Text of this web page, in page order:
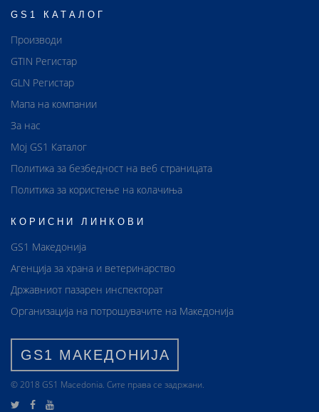
GS1 КАТАЛОГ
Производи
GTIN Регистар
GLN Регистар
Мапа на компании
За нас
Мој GS1 Каталог
Политика за безбедност на веб страницата
Политика за користење на колачиња
КОРИСНИ ЛИНКОВИ
GS1 Македонија
Агенција за храна и ветеринарство
Државниот пазарен инспекторат
Организација на потрошувачите на Македонија
GS1 МАКЕДОНИЈА
© 2018 GS1 Маcedonia. Сите права се задржани.